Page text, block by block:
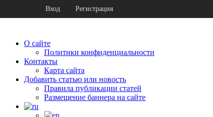
О сайте
Политики конфиденциальности
Контакты
Карта сайта
Добавить статью или новость
Правила публикации статей
Размещение баннера на сайте
Вход Регистрация